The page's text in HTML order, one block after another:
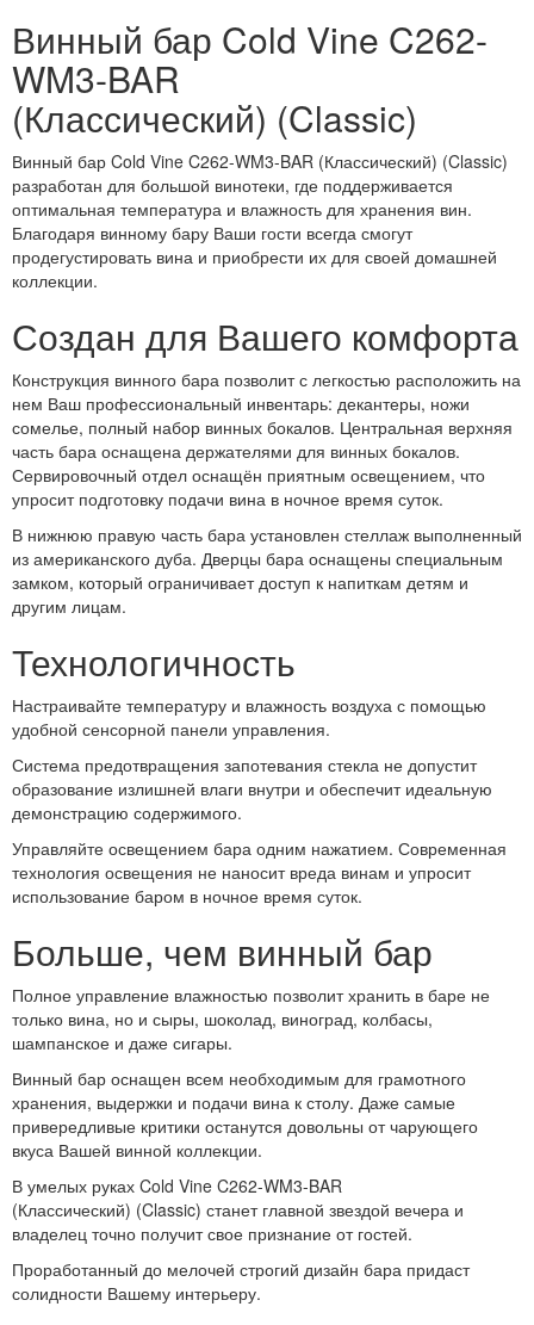
Винный бар Cold Vine C262-
WM3-BAR
(Классический) (Classic)
Винный бар Cold Vine C262-WM3-BAR (Классический) (Classic)
разработан для большой винотеки, где поддерживается
оптимальная температура и влажность для хранения вин.
Благодаря винному бару Ваши гости всегда смогут
продегустировать вина и приобрести их для своей домашней
коллекции.
Создан для Вашего комфорта
Конструкция винного бара позволит с легкостью расположить на
нем Ваш профессиональный инвентарь: декантеры, ножи
сомелье, полный набор винных бокалов. Центральная верхняя
часть бара оснащена держателями для винных бокалов.
Сервировочный отдел оснащён приятным освещением, что
упросит подготовку подачи вина в ночное время суток.
В нижнюю правую часть бара установлен стеллаж выполненный
из американского дуба. Дверцы бара оснащены специальным
замком, который ограничивает доступ к напиткам детям и
другим лицам.
Технологичность
Настраивайте температуру и влажность воздуха с помощью
удобной сенсорной панели управления.
Система предотвращения запотевания стекла не допустит
образование излишней влаги внутри и обеспечит идеальную
демонстрацию содержимого.
Управляйте освещением бара одним нажатием. Современная
технология освещения не наносит вреда винам и упросит
использование баром в ночное время суток.
Больше, чем винный бар
Полное управление влажностью позволит хранить в баре не
только вина, но и сыры, шоколад, виноград, колбасы,
шампанское и даже сигары.
Винный бар оснащен всем необходимым для грамотного
хранения, выдержки и подачи вина к столу. Даже самые
привередливые критики останутся довольны от чарующего
вкуса Вашей винной коллекции.
В умелых руках Cold Vine C262-WM3-BAR
(Классический) (Classic) станет главной звездой вечера и
владелец точно получит свое признание от гостей.
Проработанный до мелочей строгий дизайн бара придаст
солидности Вашему интерьеру.